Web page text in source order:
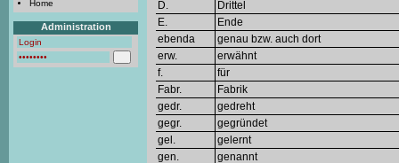
Home
Administration
D.
Drittel
E.
Ende
ebenda
genau bzw. auch dort
erw.
erwähnt
f.
für
Fabr.
Fabrik
gedr.
gedreht
gegr.
gegründet
gel.
gelernt
gen.
genannt